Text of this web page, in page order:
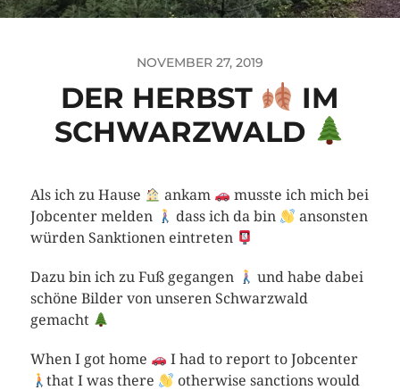
NOVEMBER 27, 2019
DER HERBST
IM
SCHWARZWALD
Als ich zu Hause ankam
musste ich mich bei
Jobcenter melden
dass ich da bin
ansonsten
würden Sanktionen eintreten
Dazu bin ich zu Fuß gegangen
und habe dabei
schöne Bilder von unseren Schwarzwald
gemacht
When I got home
I had to report to Jobcenter
that I was there
otherwise sanctions would